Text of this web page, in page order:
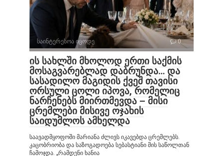
საინტერესოა იცოდე 0
ის სახლში მხოლოდ ერთი საქმის
მოსაგვარებლად დაბრუნდა… და
სასადილო მაგიდის ქვეშ თავისი
ორსული ცოლი იპოვა, რომელიც
ნარჩენებს მიირთმევდა – მისი
ცრემლები მისივე ოჯახის
საიდუმლოს ამხელდა
საავადმყოფოში მარიანა ძლივს იკავებდა ცრემლებს.
კაცობრიობა და საზოგადოება სებასტიანი მის საწოლთან
ჩამოჯდა. „რამდენი ხანია